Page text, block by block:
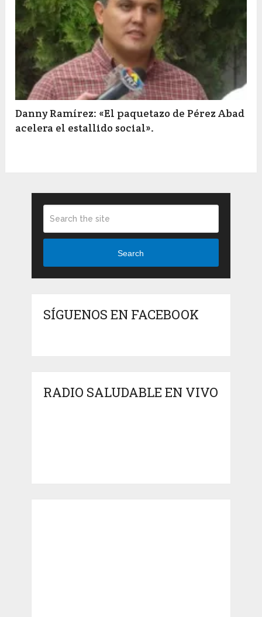
Danny Ramírez: «El paquetazo de Pérez Abad
acelera el estallido social».
Search
SÍGUENOS EN FACEBOOK
RADIO SALUDABLE EN VIVO